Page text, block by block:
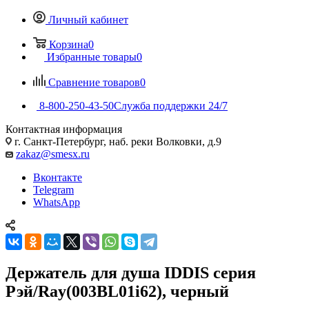
Личный кабинет
Корзина0
Избранные товары0
Сравнение товаров0
8-800-250-43-50Служба поддержки 24/7
Контактная информация
г. Санкт-Петербург, наб. реки Волковки, д.9
zakaz@smesx.ru
Вконтакте
Telegram
WhatsApp
Держатель для душа IDDIS серия
Рэй/Ray(003BL01i62), черный